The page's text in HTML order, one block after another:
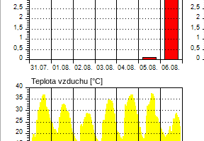
Teplota vzduchu [°C]